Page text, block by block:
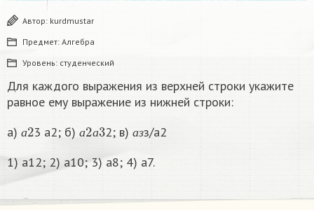
Автор: kurdmustar
Предмет: Алгебра
Уровень: студенческий
Для каждого выражения из верхней строки укажите
равное ему выражение из нижней строки:
а)
а
23 а2; б)а а
2 32; в)азз/а2
1) а12; 2) а10; 3) а8; 4) а7.